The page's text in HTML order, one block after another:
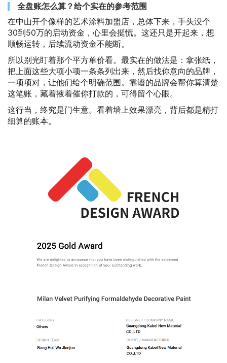
全盘账怎么算？给个实在的参考范围
在中山开个像样的艺术涂料加盟店，总体下来，手头没个
30到50万的启动资金，心里会挺慌。这还只是开起来，想
顺畅运转，后续流动资金不能断。
所以别光盯着那个平方单价看。最实在的做法是：拿张纸，
把上面这些大项小项一条条列出来，然后找你意向的品牌，
一项项对，让他们给个明确范围。靠谱的品牌会帮你算清楚
这笔账，藏着掖着催你打款的，可得留个心眼。
这行当，终究是门生意。看着墙上效果漂亮，背后都是精打
细算的账本。